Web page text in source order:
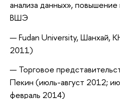
анализа данных», повышение
ВШЭ
Fudan University, Шанхай,
2011)
Торговое
Пекин (июль-август 2012;
февраль 2014)